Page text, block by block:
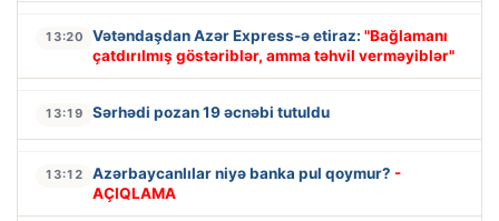
13:20 Vətəndaşdan Azər Express-ə etiraz: "Bağlamanı
çatdırılmış göstəriblər, amma təhvil verməyiblər"
13:19 Sərhədi pozan 19 əcnəbi tutuldu
13:12 Azərbaycanlılar niyə banka pul qoymur? -
AÇIQLAMA